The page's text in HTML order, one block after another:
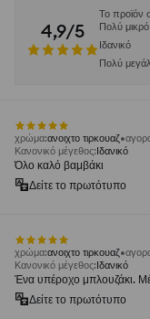
4,9/5
Το προϊόν
Πολύ μικρό
Ιδανικό
Πολύ
χρώμα:ανοιχτο τιρκουαζ
Κανονικό μέγεθος:Ιδανικό
Όλο καλό βαμβάκι
Δείτε το πρωτότυπο
χρώμα:ανοιχτο τιρκουαζ
Κανονικό μέγεθος:Ιδανικό
Ένα υπέροχο μπλουζάκι.
Δείτε το πρωτότυπο